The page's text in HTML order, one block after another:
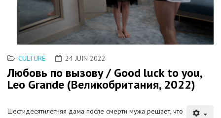
CULTURE 24 JUIN 2022
Любовь по вызову / Good luck to you,
Leo Grande (Великобритания, 2022)
Шестидесятилетняя дама после смерти мужа решает, что